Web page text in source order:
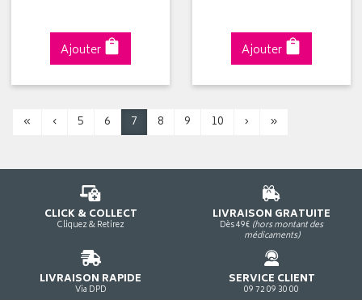
Ajouter Ajouter
« ‹ 5 6 7 8 9 10 › »
CLICK & COLLECT
Cliquez & Retirez
LIVRAISON GRATUITE
Dès 49€ (hors montant des
médicaments)
LIVRAISON RAPIDE
Via DPD
SERVICE CLIENT
09 72 09 30 00